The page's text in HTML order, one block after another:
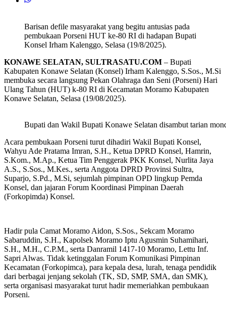
Barisan defile masyarakat yang begitu antusias pada
pembukaan Porseni HUT ke-80 RI di hadapan Bupati
Konsel Irham Kalenggo, Selasa (19/8/2025).
KONAWE SELATAN, SULTRASATU.COM – Bupati
Kabupaten Konawe Selatan (Konsel) Irham Kalenggo, S.Sos., M.Si
membuka secara langsung Pekan Olahraga dan Seni (Porseni) Hari
Ulang Tahun (HUT) k-80 RI di Kecamatan Moramo Kabupaten
Konawe Selatan, Selasa (19/08/2025).
Bupati dan Wakil Bupati Konawe Selatan disambut tarian
Acara pembukaan Porseni turut dihadiri Wakil Bupati Konsel,
Wahyu Ade Pratama Imran, S.H., Ketua DPRD Konsel, Hamrin,
S.Kom., M.Ap., Ketua Tim Penggerak PKK Konsel, Nurlita Jaya
A.S., S.Sos., M.Kes., serta Anggota DPRD Provinsi Sultra,
Suparjo, S.Pd., M.Si, sejumlah pimpinan OPD lingkup Pemda
Konsel, dan jajaran Forum Koordinasi Pimpinan Daerah
(Forkopimda) Konsel.
Hadir pula Camat Moramo Aidon, S.Sos., Sekcam Moramo
Sabaruddin, S.H., Kapolsek Moramo Iptu Agusmin Suhamihari,
S.H., M.H., C.P.M., serta Danramil 1417-10 Moramo, Lettu Inf.
Sapri Alwas. Tidak ketinggalan Forum Komunikasi Pimpinan
Kecamatan (Forkopimca), para kepala desa, lurah, tenaga pendidik
dari berbagai jenjang sekolah (TK, SD, SMP, SMA, dan SMK),
serta organisasi masyarakat turut hadir memeriahkan pembukaan
Porseni.